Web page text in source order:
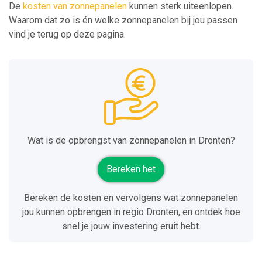
De kosten van zonnepanelen kunnen sterk uiteenlopen.
Waarom dat zo is én welke zonnepanelen bij jou passen
vind je terug op deze pagina.
Wat is de opbrengst van zonnepanelen in Dronten?
Bereken het
Bereken de kosten en vervolgens wat zonnepanelen
jou kunnen opbrengen in regio Dronten, en ontdek hoe
snel je jouw investering eruit hebt.